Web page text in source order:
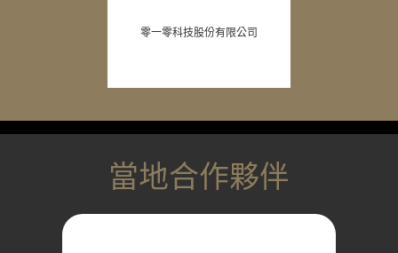
零一零科技股份有限公司
當地合作夥伴